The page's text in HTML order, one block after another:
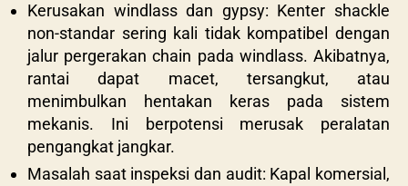
Kerusakan windlass dan gypsy: Kenter shackle
non-standar sering kali tidak kompatibel dengan
jalur pergerakan chain pada windlass. Akibatnya,
rantai dapat macet, tersangkut, atau
menimbulkan hentakan keras pada sistem
mekanis. Ini berpotensi merusak peralatan
pengangkat jangkar.
Masalah saat inspeksi dan audit: Kapal komersial,